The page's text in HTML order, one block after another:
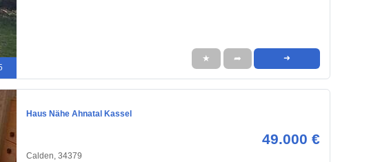
★ ➦ ➜
Haus Nähe Ahnatal Kassel
49.000 €
Calden, 34379